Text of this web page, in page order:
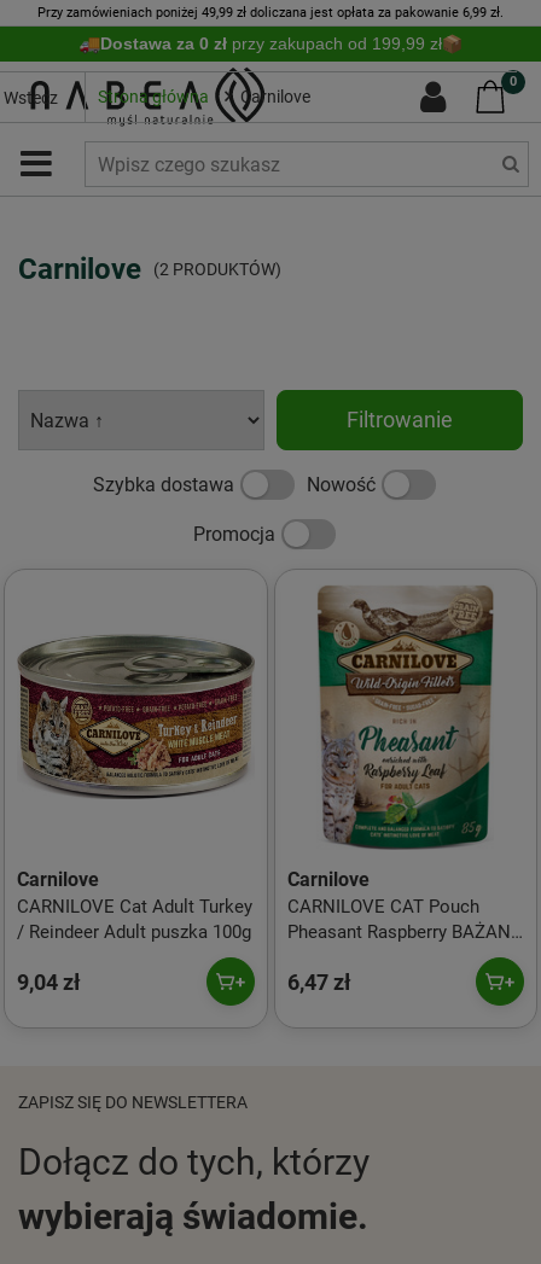
Przy zamówieniach poniżej 49,99 zł doliczana jest opłata za pakowanie 6,99 zł.
Dostawa za 0 zł przy zakupach od 199,99 zł
0
Wstecz Strona główna Carnilove
Carnilove (2 PRODUKTÓW)
Filtrowanie
Szybka dostawa Nowość
Promocja
Carnilove
CARNILOVE Cat Adult Turkey
/ Reindeer Adult puszka 100g
9,04 zł
Carnilove
CARNILOVE CAT Pouch
Pheasant Raspberry BAŻANT
6,47 zł
ZAPISZ SIĘ DO NEWSLETTERA
Dołącz do tych, którzy
wybierają świadomie.